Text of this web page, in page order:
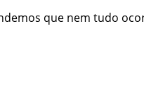
que nem tudo